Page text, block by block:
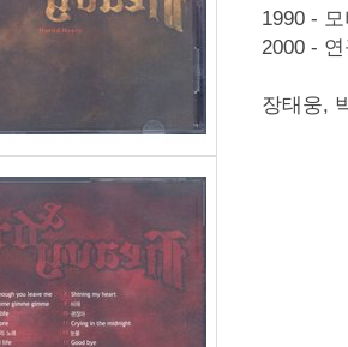
1990 -
2000 -
장태웅,